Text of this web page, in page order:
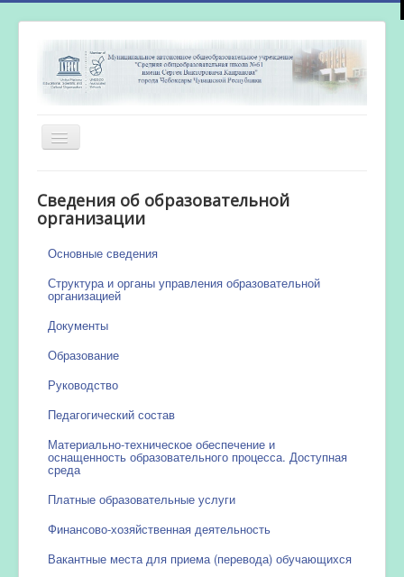
Включить/
выключить
Новости
Сведения об образовательной
организации
Основные сведения
Структура и органы управления образовательной
организацией
Документы
Образование
Руководство
Педагогический состав
Материально-техническое обеспечение и
оснащенность образовательного процесса. Доступная
среда
Платные образовательные услуги
Финансово-хозяйственная деятельность
Вакантные места для приема (перевода) обучающихся